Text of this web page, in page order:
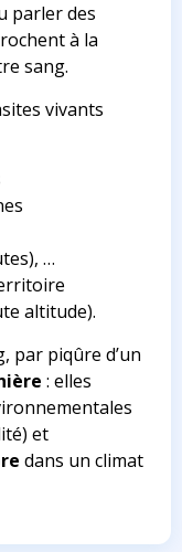
parler des
à la
sang.
vivants
…
altitude).
par piqûre d’un
: elles
et
dans un climat